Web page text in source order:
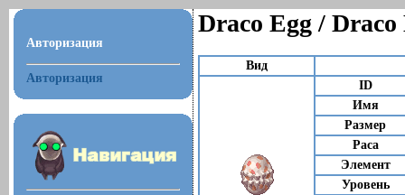
Авторизация
Авторизация
Draco Egg / Draco
Вид
ID
Имя
Размер
Раса
Элемент
Уровень